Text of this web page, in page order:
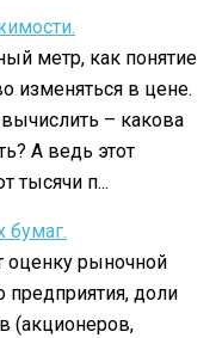
метр, как понятие
изменяться в цене.
– какова
А ведь этот
тысячи п...
бумаг.
оценку рыночной
доли
(акционеров,